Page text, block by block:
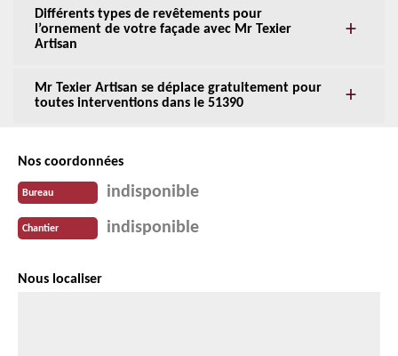
Différents types de revêtements pour
l’ornement de votre façade avec Mr Texier
Artisan
Mr Texier Artisan se déplace gratuitement pour
toutes interventions dans le 51390
Nos coordonnées
Bureau indisponible
Chantier indisponible
Nous localiser